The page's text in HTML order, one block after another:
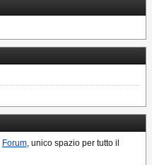
Forum, unico spazio per tutto il